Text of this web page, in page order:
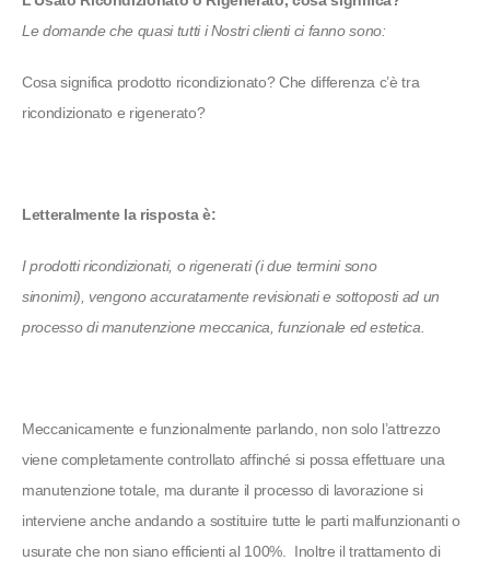
Le domande che quasi tutti i Nostri clienti ci fanno sono:
Cosa significa prodotto ricondizionato? Che differenza c’è tra
ricondizionato e rigenerato?
Letteralmente la risposta è:
I prodotti ricondizionati, o rigenerati (i due termini sono
sinonimi), vengono accuratamente revisionati e sottoposti ad un
processo di manutenzione meccanica, funzionale ed estetica.
Meccanicamente e funzionalmente parlando, non solo l’attrezzo
viene completamente controllato affinché si possa effettuare una
manutenzione totale, ma durante il processo di lavorazione si
interviene anche andando a sostituire tutte le parti malfunzionanti o
usurate che non siano efficienti al 100%. Inoltre il trattamento di